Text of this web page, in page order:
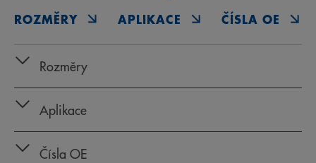
ROZMĚRY APLIKACE ČÍSLA OE
Rozměry
Aplikace
Čísla OE